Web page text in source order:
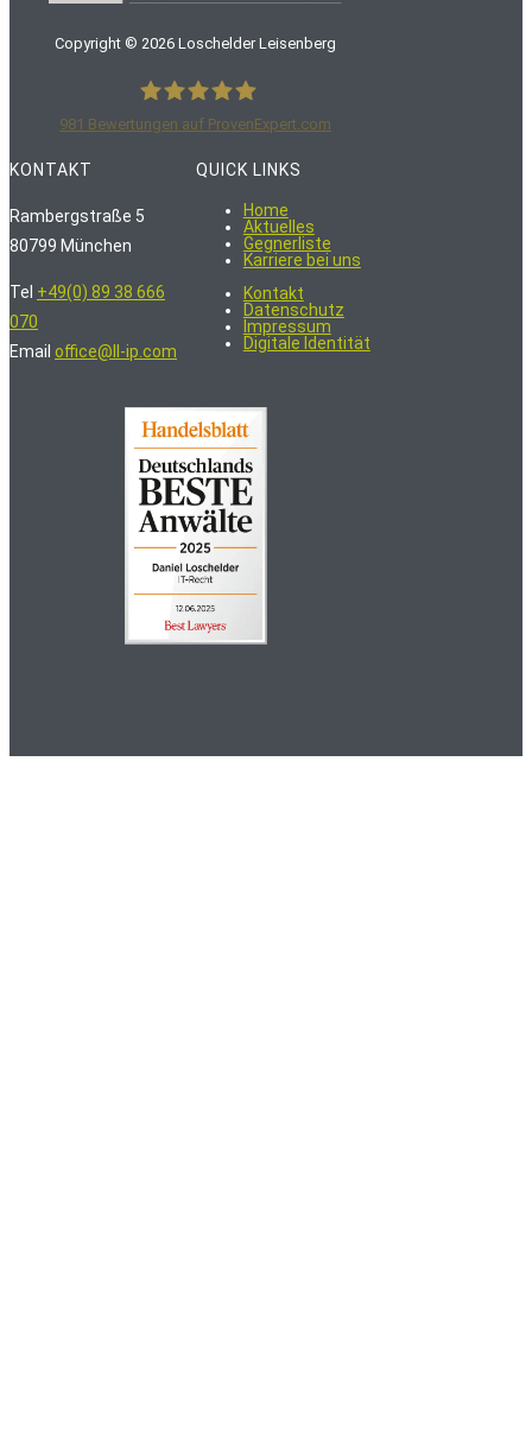
Copyright ©2026 Loschelder Leisenberg
LoschelderLeisenberg Rechtsanwälte
981 Bewertungen auf ProvenExpert.com
KONTAKT
Rambergstraße 5
80799 München
Tel +49(0) 89 38 666
070
Email office@ll-ip.com
QUICK LINKS
Home
Aktuelles
Gegnerliste
Karriere bei uns
Kontakt
Datenschutz
Impressum
Digitale Identität